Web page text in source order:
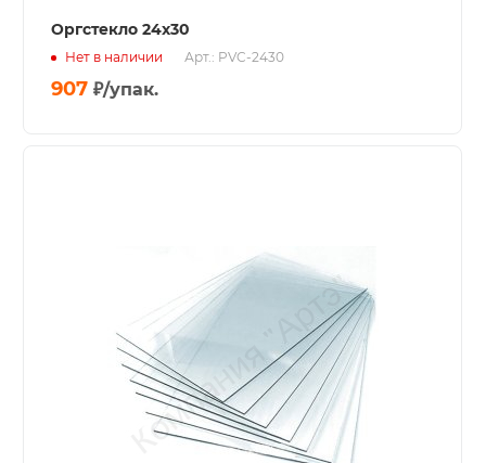
Оргстекло 24х30
Нет в наличии Арт.: PVC-2430
907 ₽/упак.